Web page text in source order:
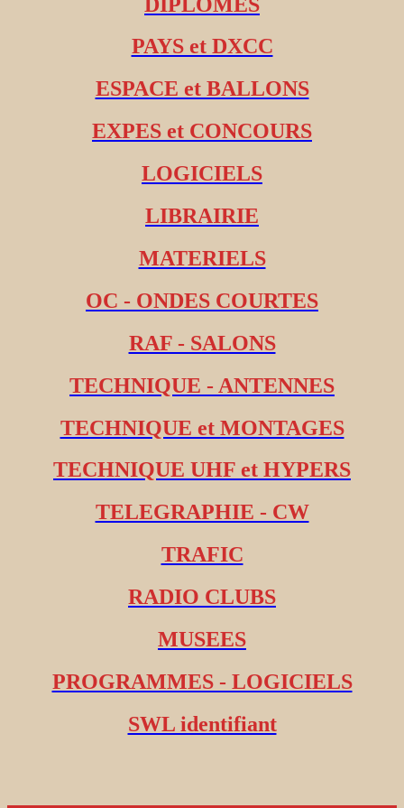
PAYS et DXCC
ESPACE et BALLONS
EXPES et CONCOURS
LOGICIELS
LIBRAIRIE
MATERIELS
OC - ONDES COURTES
RAF - SALONS
TECHNIQUE - ANTENNES
TECHNIQUE et MONTAGES
TECHNIQUE UHF et HYPERS
TELEGRAPHIE - CW
TRAFIC
RADIO CLUBS
MUSEES
PROGRAMMES - LOGICIELS
SWL identifiant